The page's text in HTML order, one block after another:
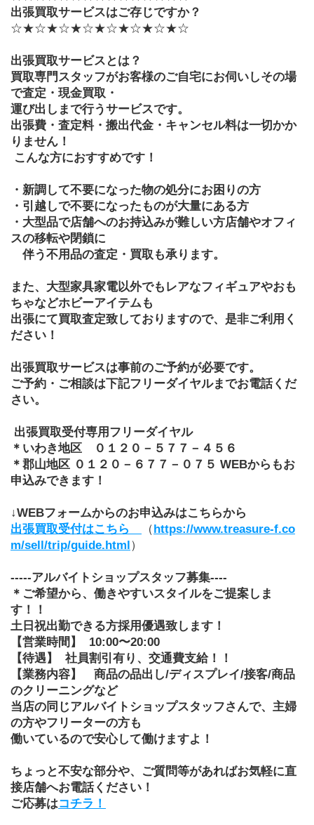
出張買取サービスはご存じですか？
☆★☆★☆★☆★☆★☆★☆★☆
出張買取サービスとは？
買取専門スタッフがお客様のご自宅にお伺いしその場
で査定・現金買取・
運び出しまで行うサービスです。
出張費・査定料・搬出代金・キャンセル料は一切かか
りません！
こんな方におすすめです！
・新調して不要になった物の処分にお困りの方
・引越しで不要になったものが大量にある方
・大型品で店舗へのお持込みが難しい方店舗やオフィ
スの移転や閉鎖に
伴う不用品の査定・買取も承ります。
また、大型家具家電以外でもレアなフィギュアやおも
ちゃなどホビーアイテムも
出張にて買取査定致しておりますので、是非ご利用く
ださい！
出張買取サービスは事前のご予約が必要です。
ご予約・ご相談は下記フリーダイヤルまでお電話くだ
さい。
出張買取受付専用フリーダイヤル
＊いわき地区　０１２０－５７７－４５６
＊郡山地区 ０１２０－６７７－０７５ WEBからもお
申込みできます！
↓WEBフォームからのお申込みはこちらから
出張買取受付はこちら
（https://www.treasure-f.co
m/sell/trip/guide.html）
-----アルバイトショップスタッフ募集----
＊ご希望から、働きやすいスタイルをご提案しま
す！！
土日祝出勤できる方採用優遇致します！
【営業時間】
10:00〜20:00
【待遇】
社員割引有り、交通費支給！！
【業務内容】
商品の品出し/ディスプレイ/接客/商品
のクリーニングなど
当店の同じアルバイトショップスタッフさんで、主婦
の方やフリーターの方も
働いているので安心して働けますよ！
ちょっと不安な部分や、ご質問等があればお気軽に直
接店舗へお電話ください！
ご応募はコチラ！